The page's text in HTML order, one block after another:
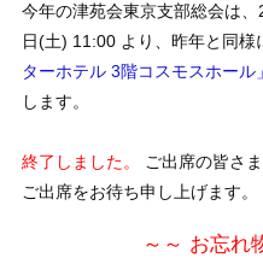
今年の津苑会東京支部総会は、
日(土) 11:00 より、昨年と同様
ターホテル 3階コスモスホール」
します。
終了しました。
ご出席の皆さ
ご出席をお待ち申し上げます。
～～ お忘れ